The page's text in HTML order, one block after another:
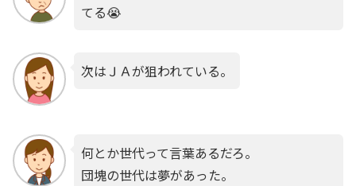
てる😭
次はＪＡが狙われている。
何とか世代って言葉あるだろ。
団塊の世代は夢があった。